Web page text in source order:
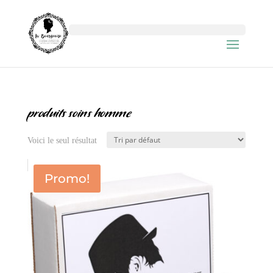
produits soins homme
Voici le seul résultat
Promo!